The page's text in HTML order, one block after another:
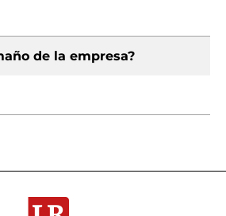
de la empresa?